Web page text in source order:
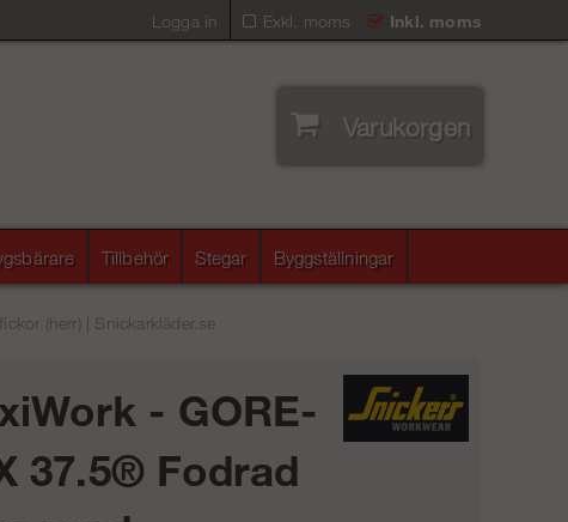
Exkl. moms Inkl. moms
Logga in
Varukorgen
Tillbehör Stegar Byggställningar
(herr) | Snickarkläder.se
- GORE-
37.5® Fodrad